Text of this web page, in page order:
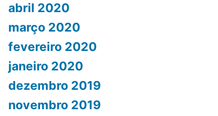
abril 2020
março 2020
fevereiro 2020
janeiro 2020
dezembro 2019
novembro 2019